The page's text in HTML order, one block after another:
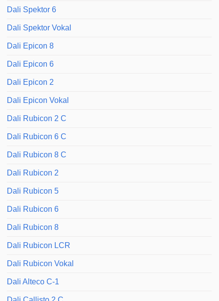
Dali Spektor 6
Dali Spektor Vokal
Dali Epicon 8
Dali Epicon 6
Dali Epicon 2
Dali Epicon Vokal
Dali Rubicon 2 C
Dali Rubicon 6 C
Dali Rubicon 8 C
Dali Rubicon 2
Dali Rubicon 5
Dali Rubicon 6
Dali Rubicon 8
Dali Rubicon LCR
Dali Rubicon Vokal
Dali Alteco C-1